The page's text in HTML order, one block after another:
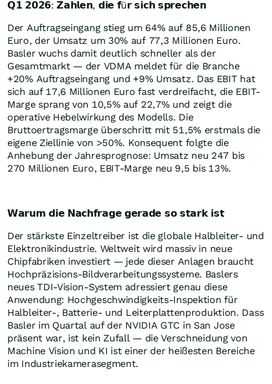
𝗤𝟭 𝟮𝟬𝟮𝟲: 𝗭𝗮𝗵𝗹𝗲𝗻, 𝗱𝗶𝗲 𝗳ü𝗿 𝘀𝗶𝗰𝗵 𝘀𝗽𝗿𝗲𝗰𝗵𝗲𝗻
Der Auftragseingang stieg um 64% auf 85,6 Millionen
Euro, der Umsatz um 30% auf 77,3 Millionen Euro.
Basler wuchs damit deutlich schneller als der
Gesamtmarkt — der VDMA meldet für die Branche
+20% Auftragseingang und +9% Umsatz. Das EBIT hat
sich auf 17,6 Millionen Euro fast verdreifacht, die EBIT-
Marge sprang von 10,5% auf 22,7% und zeigt die
operative Hebelwirkung des Modells. Die
Bruttoertragsmarge überschritt mit 51,5% erstmals die
eigene Ziellinie von >50%. Konsequent folgte die
Anhebung der Jahresprognose: Umsatz neu 247 bis
270 Millionen Euro, EBIT-Marge neu 9,5 bis 13%.
𝗪𝗮𝗿𝘂𝗺 𝗱𝗶𝗲 𝗡𝗮𝗰𝗵𝗳𝗿𝗮𝗴𝗲 𝗴𝗲𝗿𝗮𝗱𝗲 𝘀𝗼 𝘀𝘁𝗮𝗿𝗸 𝗶𝘀𝘁
Der stärkste Einzeltreiber ist die globale Halbleiter- und
Elektronikindustrie. Weltweit wird massiv in neue
Chipfabriken investiert — jede dieser Anlagen braucht
Hochpräzisions-Bildverarbeitungssysteme. Baslers
neues TDI-Vision-System adressiert genau diese
Anwendung: Hochgeschwindigkeits-Inspektion für
Halbleiter-, Batterie- und Leiterplattenproduktion. Dass
Basler im Quartal auf der NVIDIA GTC in San Jose
präsent war, ist kein Zufall — die Verschneidung von
Machine Vision und KI ist einer der heißesten Bereiche
im Industriekamerasegment.